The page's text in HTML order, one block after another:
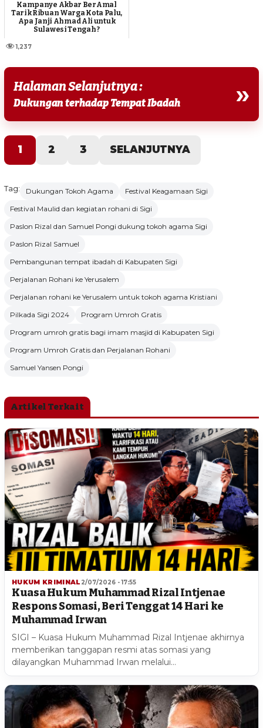
Kampanye Akbar BerAmal
Tarik Ribuan Warga Kota Palu,
Apa Janji Ahmad Ali untuk
Sulawesi Tengah ?
1,237
Halaman Selanjutnya :
Dukungan terhadap Tempat Ibadah »
1 2 3 SELANJUTNYA
Tag: Dukungan Tokoh Agama
Festival Keagamaan Sigi
Festival Maulid dan kegiatan rohani di Sigi
Paslon Rizal dan Samuel Pongi dukung tokoh agama Sigi
Paslon Rizal Samuel
Pembangunan tempat ibadah di Kabupaten Sigi
Perjalanan Rohani ke Yerusalem
Perjalanan rohani ke Yerusalem untuk tokoh agama Kristiani
Pilkada Sigi 2024
Program Umroh Gratis
Program umroh gratis bagi imam masjid di Kabupaten Sigi
Program Umroh Gratis dan Perjalanan Rohani
Samuel Yansen Pongi
Artikel Terkait
HUKUM KRIMINAL 2/07/2026 - 17:55
Kuasa Hukum Muhammad Rizal Intjenae
Respons Somasi, Beri Tenggat 14 Hari ke
Muhammad Irwan
SIGI – Kuasa Hukum Muhammad Rizal Intjenae akhirnya
memberikan tanggapan resmi atas somasi yang
dilayangkan Muhammad Irwan melalui…